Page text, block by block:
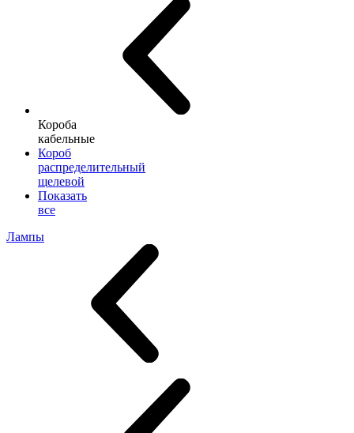
Короба
кабельные
Короб
распределительный
щелевой
Показать
все
Лампы